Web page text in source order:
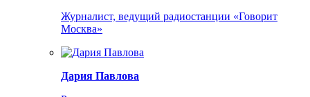
Журналист, ведущий радиостанции «Говорит
Москва»
Дария Павлова